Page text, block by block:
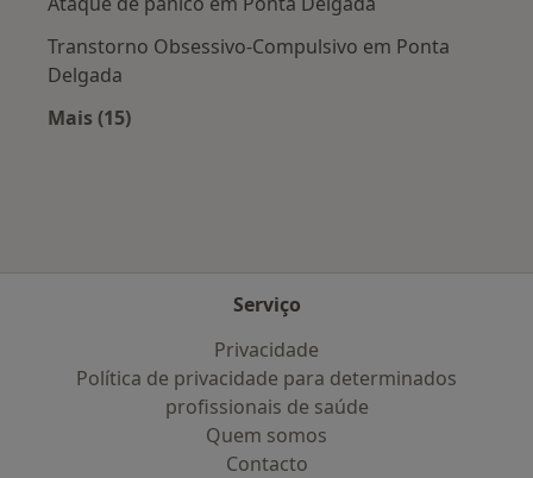
Transtorno Obsessivo-Compulsivo em Ponta
Delgada
Mais (15)
Serviço
Privacidade
Política de privacidade para determinados
profissionais de saúde
Quem somos
Contacto